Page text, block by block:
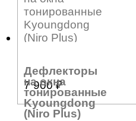
Дефлекторы
на окна
тонированные
Kyoungdong
(Niro Plus)
7 900₽